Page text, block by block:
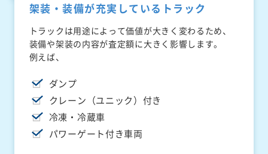
架装・装備が充実しているトラック
トラックは用途によって価値が大きく変わるため、
装備や架装の内容が査定額に大きく影響します。
例えば、
ダンプ
クレーン（ユニック）付き
冷凍・冷蔵車
パワーゲート付き車両